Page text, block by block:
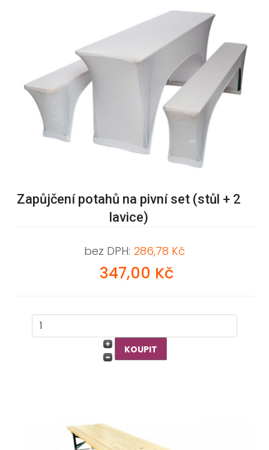
Zapůjčení potahů na pivní set (stůl + 2
lavice)
bez DPH: 286,78 Kč
347,00 Kč